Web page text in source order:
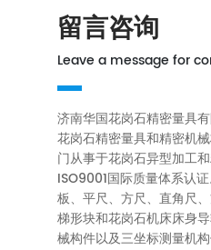
留言咨询
Leave a message for
济南华国花岗石精密量具
花岗石精密量具和精密机
门从事于花岗石异型加工
ISO9001国际质量体系认
板、平尺、方尺、直角尺
梯形块和花岗石机床床身
械构件以及三坐标测量机构